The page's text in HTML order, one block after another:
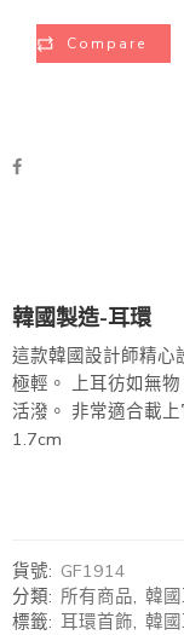
Compare
韓國製造-耳環
這款韓國設計師精心
極輕。 上耳彷如無
活潑。 非常適合載
1.7cm
貨號: GF1914
分類: 所有商品, 韓
標籤: 耳環首飾, 韓